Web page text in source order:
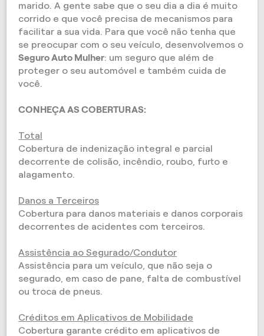
marido. A gente sabe que o seu dia a dia é muito
corrido e que você precisa de mecanismos para
facilitar a sua vida. Para que você não tenha que
se preocupar com o seu veículo, desenvolvemos o
Seguro Auto Mulher: um seguro que além de
proteger o seu automóvel e também cuida de
você.
CONHEÇA AS COBERTURAS:
Total
Cobertura de indenização integral e parcial
decorrente de colisão, incêndio, roubo, furto e
alagamento.
Danos a Terceiros
Cobertura para danos materiais e danos corporais
decorrentes de acidentes com terceiros.
Assistência ao Segurado/Condutor
Assistência para um veículo, que não seja o
segurado, em caso de pane, falta de combustível
ou troca de pneus.
Créditos em Aplicativos de Mobilidade
Cobertura garante crédito em aplicativos de